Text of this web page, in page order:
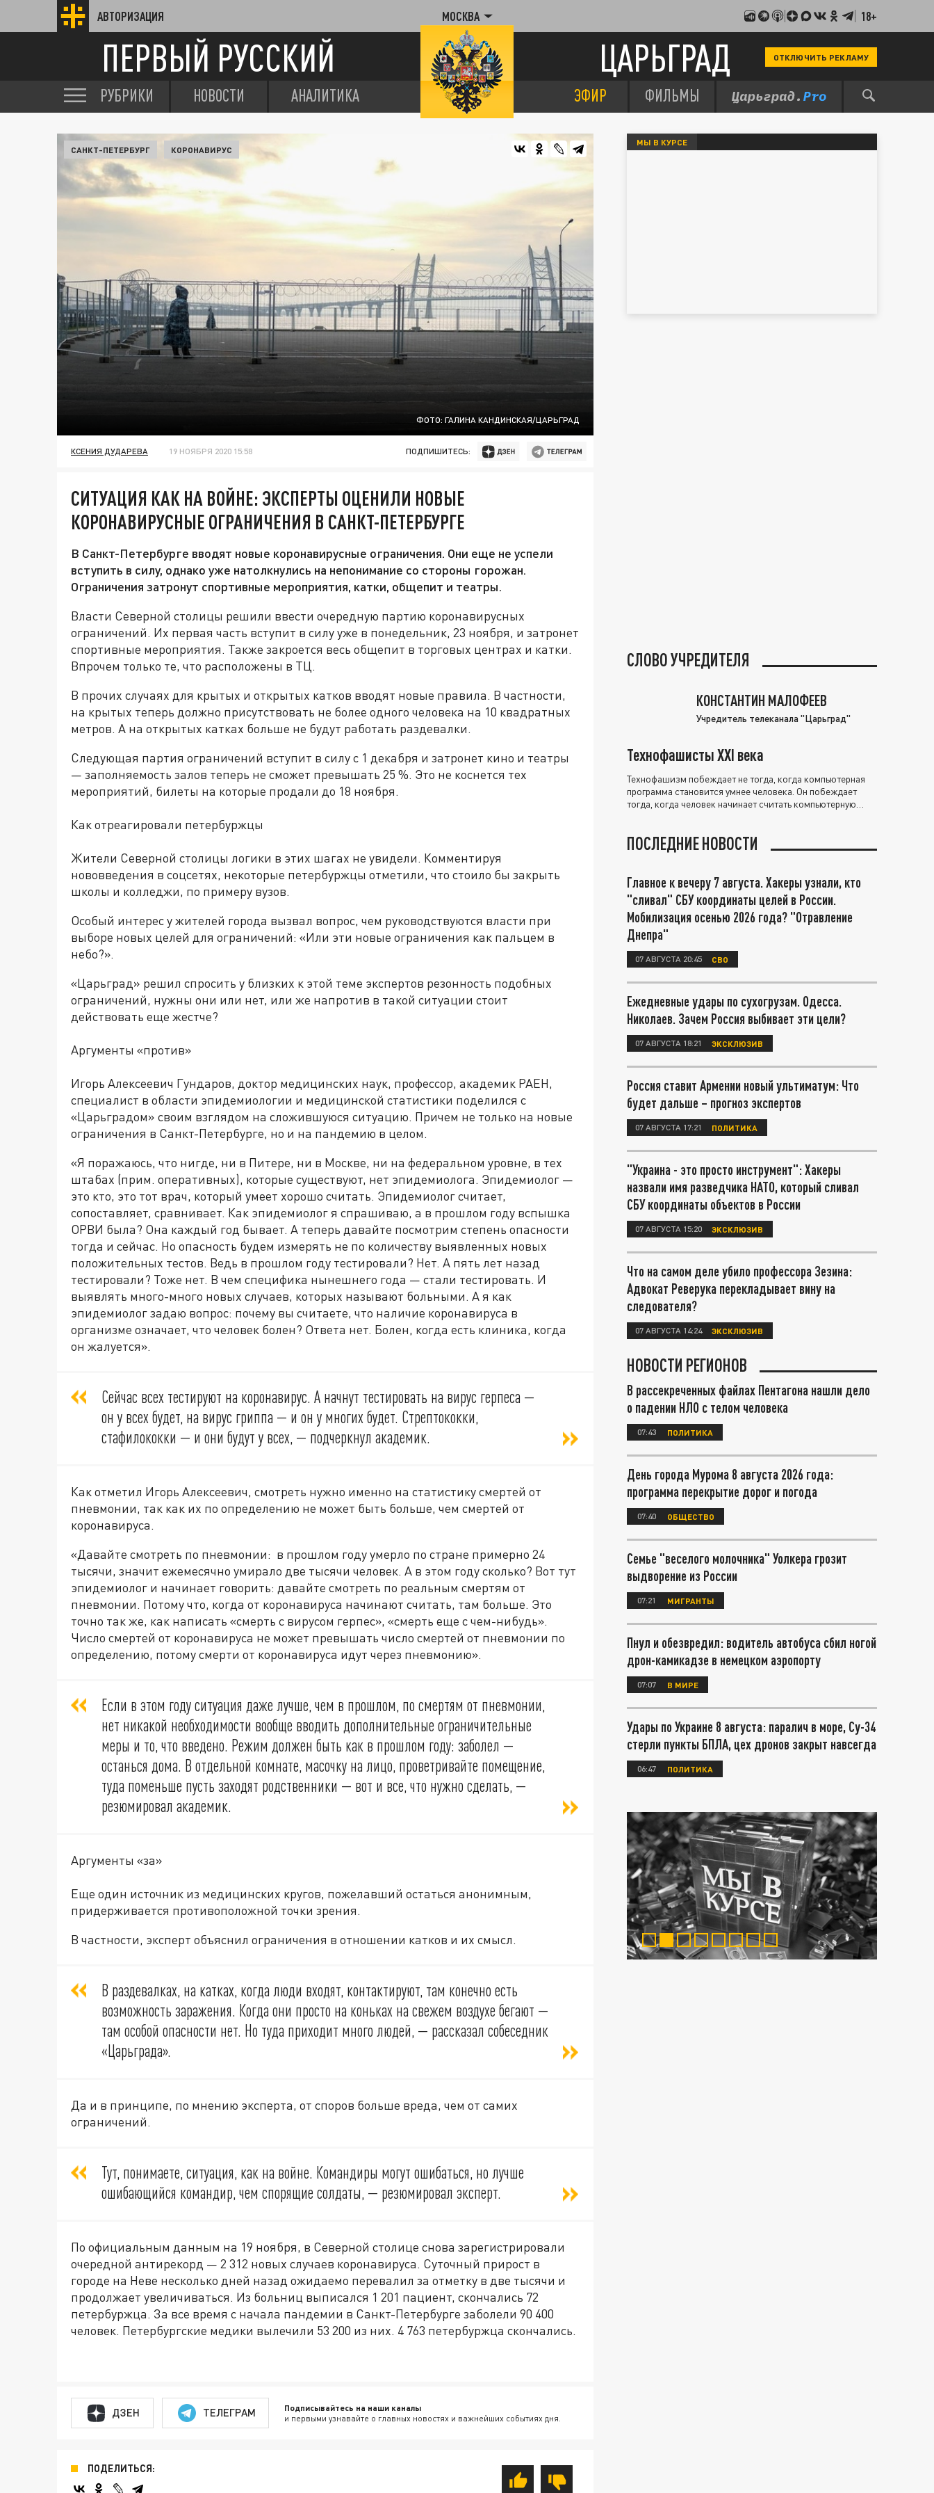
АВТОРИЗАЦИЯ МОСКВА 18+
ПЕРВЫЙ РУССКИЙ ЦАРЬГРАД ОТКЛЮЧИТЬ РЕКЛАМУ
РУБРИКИ НОВОСТИ АНАЛИТИКА ЭФИР ФИЛЬМЫ
ФОТО: ГАЛИНА КАНДИНСКАЯ/ЦАРЬГРАД
САНКТ-ПЕТЕРБУРГ КОРОНАВИРУС
КСЕНИЯ ДУДАРЕВА 19 НОЯБРЯ 2020 15:58 ПОДПИШИТЕСЬ:
СИТУАЦИЯ КАК НА ВОЙНЕ: ЭКСПЕРТЫ ОЦЕНИЛИ НОВЫЕ
КОРОНАВИРУСНЫЕ ОГРАНИЧЕНИЯ В САНКТ-ПЕТЕРБУРГЕ
В Санкт-Петербурге вводят новые коронавирусные ограничения. Они еще не успели
вступить в силу, однако уже натолкнулись на непонимание со стороны горожан.
Ограничения затронут спортивные мероприятия, катки, общепит и театры.
Власти Северной столицы решили ввести очередную партию коронавирусных
ограничений. Их первая часть вступит в силу уже в понедельник, 23 ноября, и затронет
спортивные мероприятия. Также закроется весь общепит в торговых центрах и катки.
Впрочем только те, что расположены в ТЦ.
В прочих случаях для крытых и открытых катков вводят новые правила. В частности,
на крытых теперь должно присутствовать не более одного человека на 10 квадратных
метров. А на открытых катках больше не будут работать раздевалки.
Следующая партия ограничений вступит в силу с 1 декабря и затронет кино и театры
— заполняемость залов теперь не сможет превышать 25 %. Это не коснется тех
мероприятий, билеты на которые продали до 18 ноября.
Как отреагировали петербуржцы
Жители Северной столицы логики в этих шагах не увидели. Комментируя
нововведения в соцсетях, некоторые петербуржцы отметили, что стоило бы закрыть
школы и колледжи, по примеру вузов.
Особый интерес у жителей города вызвал вопрос, чем руководствуются власти при
выборе новых целей для ограничений: «Или эти новые ограничения как пальцем в
небо?».
«Царьград» решил спросить у близких к этой теме экспертов резонность подобных
ограничений, нужны они или нет, или же напротив в такой ситуации стоит
действовать еще жестче?
Аргументы «против»
Игорь Алексеевич Гундаров, доктор медицинских наук, профессор, академик РАЕН,
специалист в области эпидемиологии и медицинской статистики поделился с
«Царьградом» своим взглядом на сложившуюся ситуацию. Причем не только на новые
ограничения в Санкт-Петербурге, но и на пандемию в целом.
«Я поражаюсь, что нигде, ни в Питере, ни в Москве, ни на федеральном уровне, в тех
штабах (прим. оперативных), которые существуют, нет эпидемиолога. Эпидемиолог —
это кто, это тот врач, который умеет хорошо считать. Эпидемиолог считает,
сопоставляет, сравнивает. Как эпидемиолог я спрашиваю, а в прошлом году вспышка
ОРВИ была? Она каждый год бывает. А теперь давайте посмотрим степень опасности
тогда и сейчас. Но опасность будем измерять не по количеству выявленных новых
положительных тестов. Ведь в прошлом году тестировали? Нет. А пять лет назад
тестировали? Тоже нет. В чем специфика нынешнего года — стали тестировать. И
выявлять много-много новых случаев, которых называют больными. А я как
эпидемиолог задаю вопрос: почему вы считаете, что наличие коронавируса в
организме означает, что человек болен? Ответа нет. Болен, когда есть клиника, когда
он жалуется».
Сейчас всех тестируют на коронавирус. А начнут тестировать на вирус герпеса —
он у всех будет, на вирус гриппа — и он у многих будет. Стрептококки,
стафилококки — и они будут у всех, — подчеркнул академик.
Как отметил Игорь Алексеевич, смотреть нужно именно на статистику смертей от
пневмонии, так как их по определению не может быть больше, чем смертей от
коронавируса.
«Давайте смотреть по пневмонии: в прошлом году умерло по стране примерно 24
тысячи, значит ежемесячно умирало две тысячи человек. А в этом году сколько? Вот тут
эпидемиолог и начинает говорить: давайте смотреть по реальным смертям от
пневмонии. Потому что, когда от коронавируса начинают считать, там больше. Это
точно так же, как написать «смерть с вирусом герпес», «смерть еще с чем-нибудь».
Число смертей от коронавируса не может превышать число смертей от пневмонии по
определению, потому смерти от коронавируса идут через пневмонию».
Если в этом году ситуация даже лучше, чем в прошлом, по смертям от пневмонии,
нет никакой необходимости вообще вводить дополнительные ограничительные
меры и то, что введено. Режим должен быть как в прошлом году: заболел —
останься дома. В отдельной комнате, масочку на лицо, проветривайте помещение,
туда поменьше пусть заходят родственники — вот и все, что нужно сделать, —
резюмировал академик.
Аргументы «за»
Еще один источник из медицинских кругов, пожелавший остаться анонимным,
придерживается противоположной точки зрения.
В частности, эксперт объяснил ограничения в отношении катков и их смысл.
В раздевалках, на катках, когда люди входят, контактируют, там конечно есть
возможность заражения. Когда они просто на коньках на свежем воздухе бегают —
там особой опасности нет. Но туда приходит много людей, — рассказал собеседник
«Царьграда».
Да и в принципе, по мнению эксперта, от споров больше вреда, чем от самих
ограничений.
Тут, понимаете, ситуация, как на войне. Командиры могут ошибаться, но лучше
ошибающийся командир, чем спорящие солдаты, — резюмировал эксперт.
По официальным данным на 19 ноября, в Северной столице снова зарегистрировали
очередной антирекорд — 2 312 новых случаев коронавируса. Суточный прирост в
городе на Неве несколько дней назад ожидаемо перевалил за отметку в две тысячи и
продолжает увеличиваться. Из больниц выписался 1 201 пациент, скончались 72
петербуржца. За все время с начала пандемии в Санкт-Петербурге заболели 90 400
человек. Петербургские медики вылечили 53 200 из них. 4 763 петербуржца скончались.
ДЗЕН ТЕЛЕГРАМ Подписывайтесь на наши каналы
и первыми узнавайте о главных новостях и важнейших событиях дня.
ПОДЕЛИТЬСЯ:
МЫ В КУРСЕ
СЛОВО УЧРЕДИТЕЛЯ
КОНСТАНТИН МАЛОФЕЕВ
Учредитель телеканала "Царьград"
Технофашисты XXI века
Технофашизм побеждает не тогда, когда компьютерная
программа становится умнее человека. Он побеждает
тогда, когда человек начинает считать компьютерную
ПОСЛЕДНИЕ НОВОСТИ
Главное к вечеру 7 августа. Хакеры узнали, кто
"сливал" СБУ координаты целей в России.
Мобилизация осенью 2026 года? "Отравление
Днепра"
07 АВГУСТА 20:45 СВО
Ежедневные удары по сухогрузам. Одесса.
Николаев. Зачем Россия выбивает эти цели?
07 АВГУСТА 18:21 ЭКСКЛЮЗИВ
Россия ставит Армении новый ультиматум: Что
будет дальше – прогноз экспертов
07 АВГУСТА 17:21 ПОЛИТИКА
"Украина - это просто инструмент": Хакеры
назвали имя разведчика НАТО, который сливал
СБУ координаты объектов в России
07 АВГУСТА 15:20 ЭКСКЛЮЗИВ
Что на самом деле убило профессора Зезина:
Адвокат Реверука перекладывает вину на
следователя?
07 АВГУСТА 14:24 ЭКСКЛЮЗИВ
НОВОСТИ РЕГИОНОВ
В рассекреченных файлах Пентагона нашли дело
о падении НЛО с телом человека
07:43 ПОЛИТИКА
День города Мурома 8 августа 2026 года:
программа перекрытие дорог и погода
07:40 ОБЩЕСТВО
Семье "веселого молочника" Уолкера грозит
выдворение из России
07:21 МИГРАНТЫ
Пнул и обезвредил: водитель автобуса сбил ногой
дрон-камикадзе в немецком аэропорту
07:07 В МИРЕ
Удары по Украине 8 августа: паралич в море, Су-34
стерли пункты БПЛА, цех дронов закрыт навсегда
06:47 ПОЛИТИКА